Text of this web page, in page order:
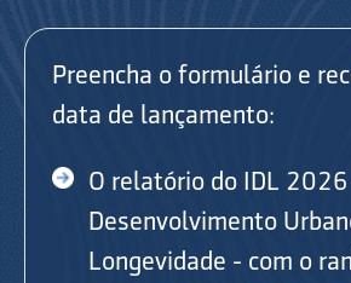
Preencha o formulário e
data de lançamento:
O relatório do IDL
Desenvolvimento
Longevidade - com o